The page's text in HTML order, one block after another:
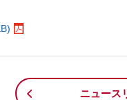
ニュース